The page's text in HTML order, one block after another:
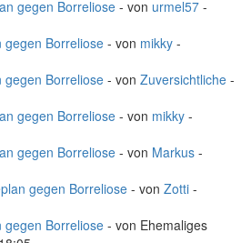
gegen Borreliose - von urmel57 -
gegen Borreliose - von mikky -
gegen Borreliose - von Zuversichtliche -
gegen Borreliose - von mikky -
gegen Borreliose - von Markus -
gegen Borreliose - von Zotti -
gegen Borreliose - von Ehemaliges